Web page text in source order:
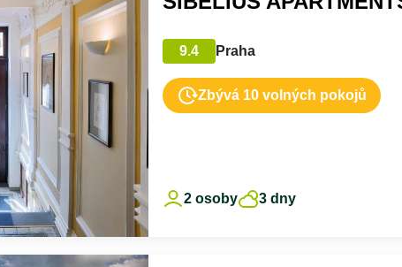
9.4 Praha
Zbývá 10 volných pokojů
2 osoby 3 dny